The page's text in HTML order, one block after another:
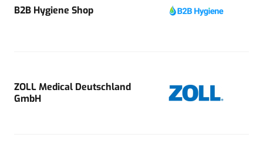
B2B Hygiene Shop
ZOLL Medical Deutschland
GmbH